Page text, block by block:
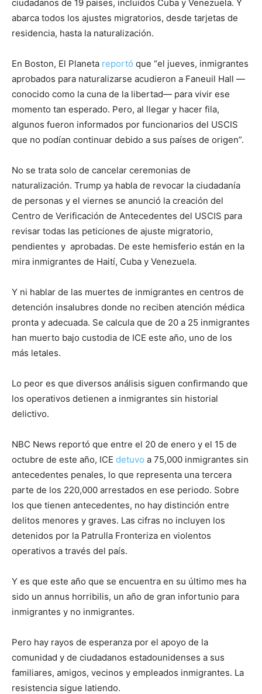
ciudadanos de 19 países, incluidos Cuba y Venezuela. Y
abarca todos los ajustes migratorios, desde tarjetas de
residencia, hasta la naturalización.
En Boston, El Planeta reportó que “el jueves, inmigrantes
aprobados para naturalizarse acudieron a Faneuil Hall —
conocido como la cuna de la libertad— para vivir ese
momento tan esperado. Pero, al llegar y hacer fila,
algunos fueron informados por funcionarios del USCIS
que no podían continuar debido a sus países de origen”.
No se trata solo de cancelar ceremonias de
naturalización. Trump ya habla de revocar la ciudadanía
de personas y el viernes se anunció la creación del
Centro de Verificación de Antecedentes del USCIS para
revisar todas las peticiones de ajuste migratorio,
pendientes y aprobadas. De este hemisferio están en la
mira inmigrantes de Haití, Cuba y Venezuela.
Y ni hablar de las muertes de inmigrantes en centros de
detención insalubres donde no reciben atención médica
pronta y adecuada. Se calcula que de 20 a 25 inmigrantes
han muerto bajo custodia de ICE este año, uno de los
más letales.
Lo peor es que diversos análisis siguen confirmando que
los operativos detienen a inmigrantes sin historial
delictivo.
NBC News reportó que entre el 20 de enero y el 15 de
octubre de este año, ICE detuvo a 75,000 inmigrantes sin
antecedentes penales, lo que representa una tercera
parte de los 220,000 arrestados en ese periodo. Sobre
los que tienen antecedentes, no hay distinción entre
delitos menores y graves. Las cifras no incluyen los
detenidos por la Patrulla Fronteriza en violentos
operativos a través del país.
Y es que este año que se encuentra en su último mes ha
sido un annus horribilis, un año de gran infortunio para
inmigrantes y no inmigrantes.
Pero hay rayos de esperanza por el apoyo de la
comunidad y de ciudadanos estadounidenses a sus
familiares, amigos, vecinos y empleados inmigrantes. La
resistencia sigue latiendo.